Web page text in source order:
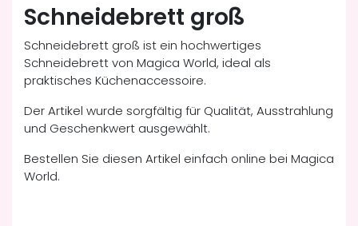
Schneidebrett groß
Schneidebrett groß ist ein hochwertiges
Schneidebrett von Magica World, ideal als
praktisches Küchenaccessoire.
Der Artikel wurde sorgfältig für Qualität, Ausstrahlung
und Geschenkwert ausgewählt.
Bestellen Sie diesen Artikel einfach online bei Magica
World.